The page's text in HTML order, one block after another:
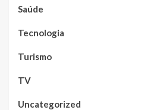
Saúde
Tecnologia
Turismo
TV
Uncategorized